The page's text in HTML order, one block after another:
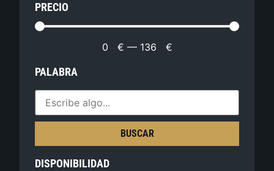
PRECIO
0 € — 136 €
PALABRA
BUSCAR
DISPONIBILIDAD